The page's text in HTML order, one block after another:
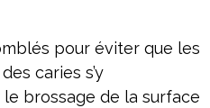
pour éviter que les
caries s’y
brossage de la surface